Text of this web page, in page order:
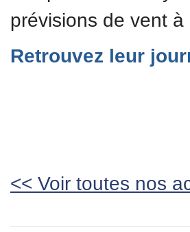
prévisions de vent
Retrouvez leur
<< Voir toutes nos